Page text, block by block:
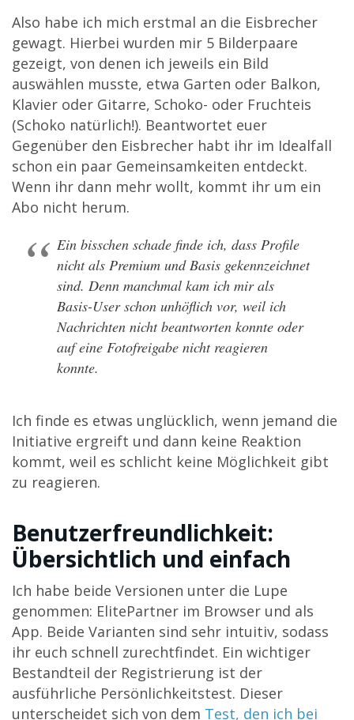
Also habe ich mich erstmal an die Eisbrecher
gewagt. Hierbei wurden mir 5 Bilderpaare
gezeigt, von denen ich jeweils ein Bild
auswählen musste, etwa Garten oder Balkon,
Klavier oder Gitarre, Schoko- oder Fruchteis
(Schoko natürlich!). Beantwortet euer
Gegenüber den Eisbrecher habt ihr im Idealfall
schon ein paar Gemeinsamkeiten entdeckt.
Wenn ihr dann mehr wollt, kommt ihr um ein
Abo nicht herum.
Ein bisschen schade finde ich, dass Profile
nicht als Premium und Basis gekennzeichnet
sind. Denn manchmal kam ich mir als
Basis-User schon unhöflich vor, weil ich
Nachrichten nicht beantworten konnte oder
auf eine Fotofreigabe nicht reagieren
konnte.
Ich finde es etwas unglücklich, wenn jemand die
Initiative ergreift und dann keine Reaktion
kommt, weil es schlicht keine Möglichkeit gibt
zu reagieren.
Benutzerfreundlichkeit:
Übersichtlich und einfach
Ich habe beide Versionen unter die Lupe
genommen: ElitePartner im Browser und als
App. Beide Varianten sind sehr intuitiv, sodass
ihr euch schnell zurechtfindet. Ein wichtiger
Bestandteil der Registrierung ist der
ausführliche Persönlichkeitstest. Dieser
unterscheidet sich von dem Test, den ich bei